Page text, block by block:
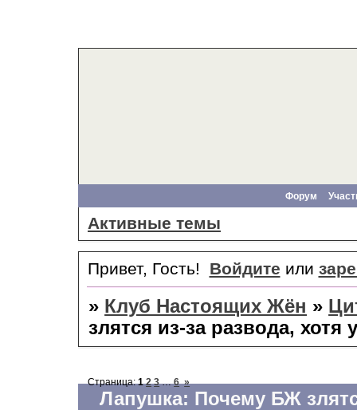
Форум
Активные темы
Привет, Гость! Войдите или
» Клуб Настоящих Жён »
злятся из-за развода,
Лапушка: Почему БЖ
Страница:1 2 3 … 6 »